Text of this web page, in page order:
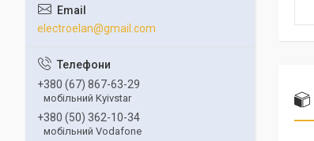
electroelan@gmail.com
+380 (67) 867-63-29
мобільний Kyivstar
+380 (50) 362-10-34
мобільний Vodafone